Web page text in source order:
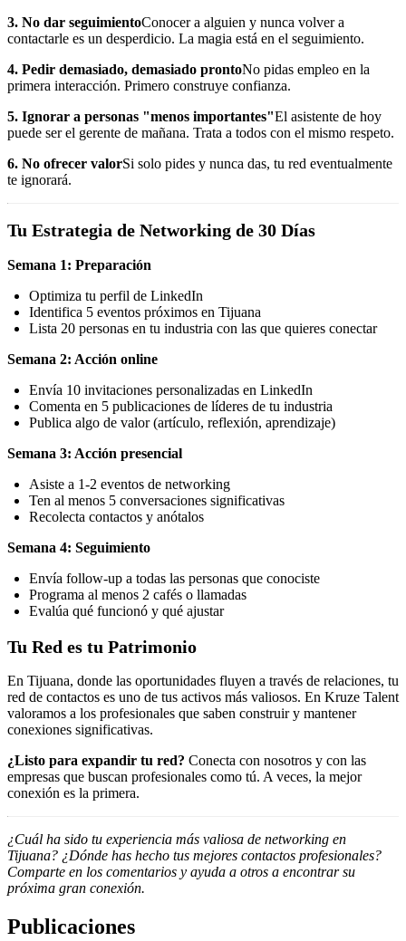
3. No dar seguimientoConocer a alguien y nunca volver a
contactarle es un desperdicio. La magia está en el seguimiento.
4. Pedir demasiado, demasiado prontoNo pidas empleo en la
primera interacción. Primero construye confianza.
5. Ignorar a personas "menos importantes"El asistente de hoy
puede ser el gerente de mañana. Trata a todos con el mismo respeto.
6. No ofrecer valorSi solo pides y nunca das, tu red eventualmente
te ignorará.
Tu Estrategia de Networking de 30 Días
Semana 1: Preparación
Optimiza tu perfil de LinkedIn
Identifica 5 eventos próximos en Tijuana
Lista 20 personas en tu industria con las que quieres conectar
Semana 2: Acción online
Envía 10 invitaciones personalizadas en LinkedIn
Comenta en 5 publicaciones de líderes de tu industria
Publica algo de valor (artículo, reflexión, aprendizaje)
Semana 3: Acción presencial
Asiste a 1-2 eventos de networking
Ten al menos 5 conversaciones significativas
Recolecta contactos y anótalos
Semana 4: Seguimiento
Envía follow-up a todas las personas que conociste
Programa al menos 2 cafés o llamadas
Evalúa qué funcionó y qué ajustar
Tu Red es tu Patrimonio
En Tijuana, donde las oportunidades fluyen a través de relaciones, tu
red de contactos es uno de tus activos más valiosos. En Kruze Talent
valoramos a los profesionales que saben construir y mantener
conexiones significativas.
¿Listo para expandir tu red? Conecta con nosotros y con las
empresas que buscan profesionales como tú. A veces, la mejor
conexión es la primera.
¿Cuál ha sido tu experiencia más valiosa de networking en
Tijuana? ¿Dónde has hecho tus mejores contactos profesionales?
Comparte en los comentarios y ayuda a otros a encontrar su
próxima gran conexión.
Publicaciones